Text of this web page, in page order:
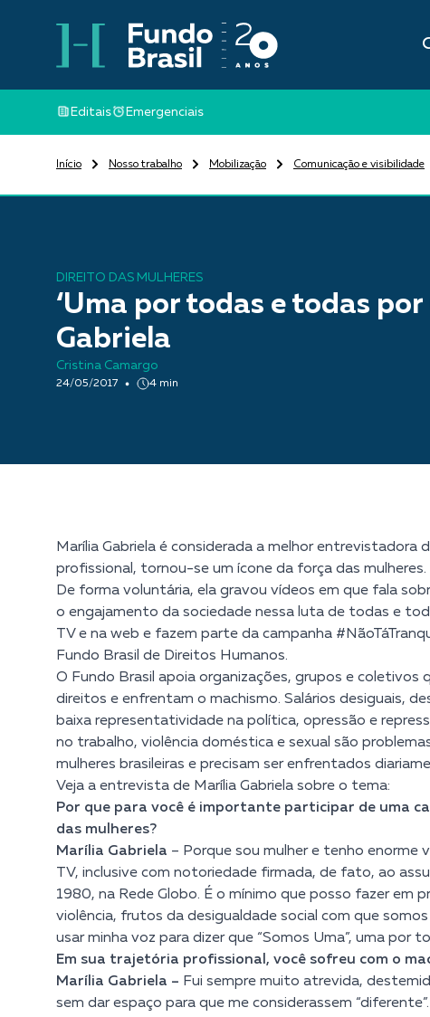
Editais Emergenciais
Início Nosso trabalho Mobilização Comunicação e visibilidade
DIREITO DAS MULHERES
‘Uma por todas e todas por
Gabriela
Cristina Camargo
24/05/2017 4 min
Marília Gabriela é considerada a melhor entrevistadora
profissional, tornou-se um ícone da força das
De forma voluntária, ela gravou vídeos em que fala
o engajamento da sociedade nessa luta de todas e
TV e na web e fazem parte da campanha
Fundo Brasil de Direitos Humanos.
O Fundo Brasil apoia organizações, grupos e coletivos
direitos e enfrentam o machismo. Salários desiguais,
baixa representatividade na política, opressão e
no trabalho, violência doméstica e sexual são
mulheres brasileiras e precisam ser enfrentados
Veja a entrevista de Marília Gabriela sobre o tema:
Por que para você é importante participar de uma
das mulheres?
Marília Gabriela – Porque sou mulher e tenho enorme
TV, inclusive com notoriedade firmada, de fato, ao
1980, na Rede Globo. É o mínimo que posso fazer em
violência, frutos da desigualdade social com que
usar minha voz para dizer que “Somos Uma”, uma por
Em sua trajetória profissional, você sofreu com o
Marília Gabriela – Fui sempre muito atrevida,
sem dar espaço para que me considerassem